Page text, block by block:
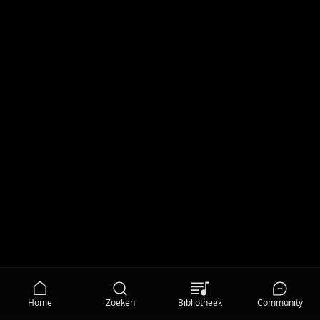
Home Zoeken Bibliotheek Community